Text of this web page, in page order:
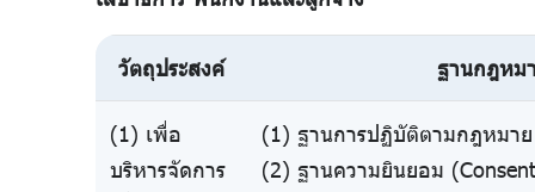
วัตถุประสงค์ ฐานกฎหม
(1) เพื่อ
บริหารจัดการ
(1) ฐานการปฏิบัติตามกฎหมา
(2) ฐานความยินยอม